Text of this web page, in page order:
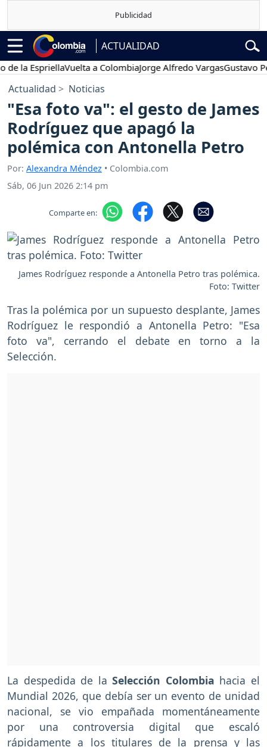
ACTUALIDAD
EspriellaVuelta a ColombiaJorge Alfredo VargasGustavo Petro
Actualidad Noticias
"Esa foto va": el gesto de James
Rodríguez que apagó la
polémica con Antonella Petro
Por: Alexandra Méndez • Colombia.com
Sáb, 06 Jun 2026 2:14 pm
Comparte en:
James Rodríguez responde a Antonella Petro tras polémica.
Foto: Twitter
Tras la polémica por un supuesto desplante, James
Rodríguez le respondió a Antonella Petro: "Esa
foto va", cerrando el debate en torno a la
Selección.
La despedida de laSelección Colombia hacia el
Mundial 2026, que debía ser un evento de unidad
nacional, se vio empañada momentáneamente
por una controversia digital que escaló
rápidamente a los titulares de la prensa y las